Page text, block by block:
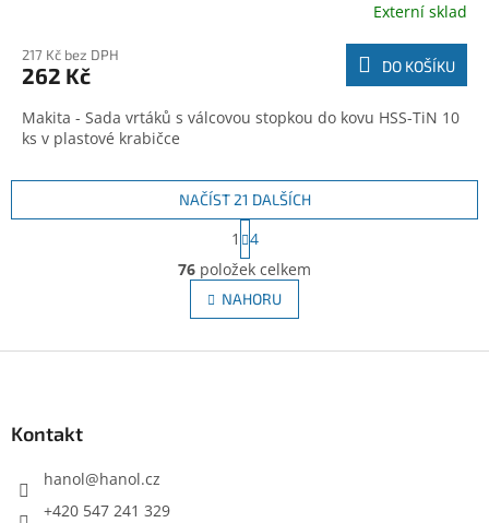
Externí sklad
217 Kč bez DPH
262 Kč DO KOŠÍKU
Makita - Sada vrtáků s válcovou stopkou do kovu HSS-TiN 10
ks v plastové krabičce
O
v
l
á
NAČÍST 21 DALŠÍCH
S
t
r
á
n
k
v
1
4
76 položek celkem
NAHORU
Kontakt
hanol@hanol.cz
+420 547 241 329